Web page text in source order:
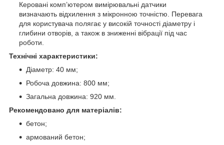
Керовані комп’ютером вимірювальні датчики
визначають відхилення з мікронною точністю. Перевага
для користувача полягає у високій точності діаметру і
глибини отворів, а також в зниженні вібрації під час
роботи.
Технічні характеристики:
Діаметр: 40 мм;
Робоча довжина: 800 мм;
Загальна довжина: 920 мм.
Рекомендовано для матеріалів:
бетон;
армований бетон;